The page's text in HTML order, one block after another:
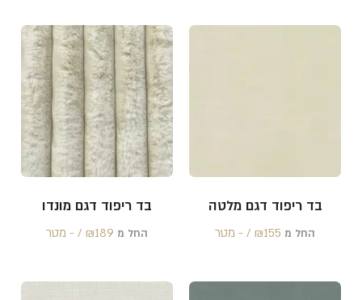
בד ריפוד דגם מלטה
החל מ ₪155 /‏‏‎ ‎- מטר
בד ריפוד דגם מונדו
החל מ ₪189 /‏‏‎ ‎- מטר